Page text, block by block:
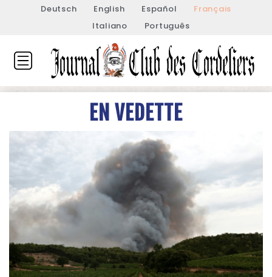
Deutsch English Español
Français
Italiano
Português
EN VEDETTE